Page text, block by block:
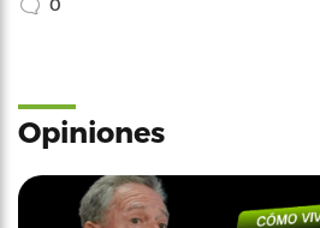
0
Opiniones